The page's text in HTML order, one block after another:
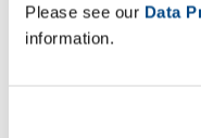
Please see our Data
information.
interruptions de la
sont amplifiées en
situation peut